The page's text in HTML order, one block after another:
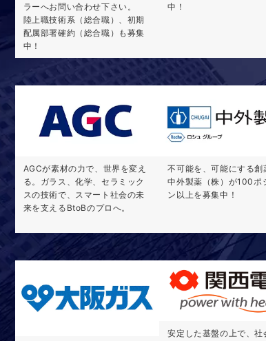
ラーへお問い合わせ下さい。
陸上職技術系（総合職）、初期
配属部署確約（総合職）も募集
中！
中！
AGCが素材の力で、世界を変え
る。ガラス、化学、セラミック
スの技術で、スマート社会の未
来を支えるBtoBのプロへ。
不可能を、可能にする創
中外製薬（株）が100ポ
ン以上を募集中！
安定した基盤の上で、社